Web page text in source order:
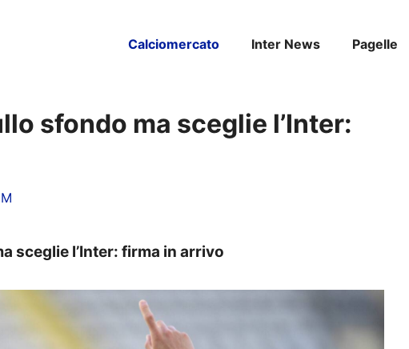
Calciomercato Inter News Pagelle
sfondo ma sceglie l’Inter:
sceglie l’Inter: firma in arrivo